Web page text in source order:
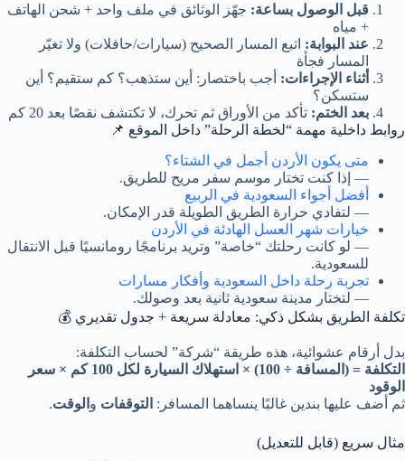
قبل الوصول بساعة: جهّز الوثائق في ملف واحد + شحن الهاتف
+ مياه
عند البوابة: اتبع المسار الصحيح (سيارات/حافلات) ولا تغيّر
المسار فجأة
أثناء الإجراءات: أجب باختصار: أين ستذهب؟ كم ستقيم؟ أين
ستسكن؟
بعد الختم: تأكد من الأوراق ثم تحرك، لا تكتشف نقصًا بعد 20 كم
روابط داخلية مهمة “لخطة الرحلة” داخل الموقع 📌
متى يكون الأردن أجمل في الشتاء؟
— إذا كنت تختار موسم سفر مريح للطريق.
أفضل أجواء السعودية في الربيع
— لتفادي حرارة الطريق الطويلة قدر الإمكان.
خيارات شهر العسل الهادئة في الأردن
— لو كانت رحلتك “خاصة” وتريد برنامجًا رومانسيًا قبل الانتقال
للسعودية.
تجربة رحلة داخل السعودية وأفكار مسارات
— لتختار مدينة سعودية ثانية بعد وصولك.
تكلفة الطريق بشكل ذكي: معادلة سريعة + جدول تقديري 💰
بدل أرقام عشوائية، هذه طريقة “شركة” لحساب التكلفة:
التكلفة = (المسافة ÷ 100) × استهلاك السيارة لكل 100 كم × سعر
الوقود
ثم أضف عليها بندين غالبًا ينساهما المسافر: التوقفات و الوقت.
مثال سريع (قابل للتعديل)